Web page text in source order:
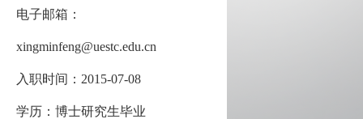
电子邮箱：
xingminfeng@uestc.edu.cn
入职时间：2015-07-08
学历：博士研究生毕业